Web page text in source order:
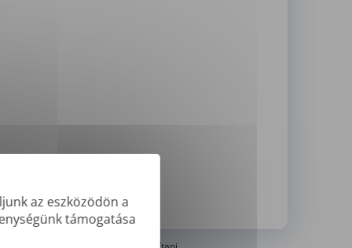
az eszközödön a
támogatása